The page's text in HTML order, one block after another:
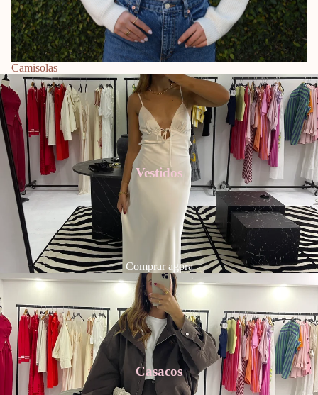
Camisolas
Vestidos
Comprar agora
Casacos